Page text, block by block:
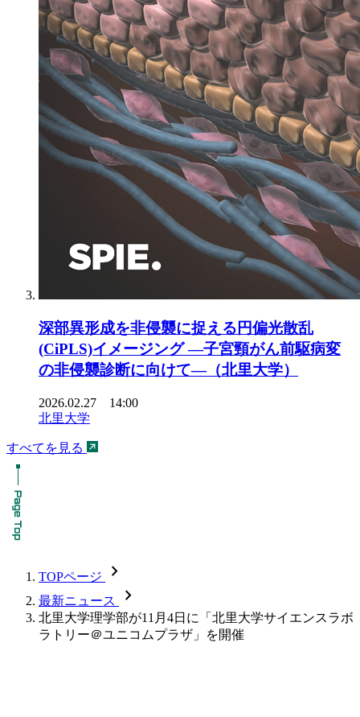
深部異形成を非侵襲に捉える円偏光散乱
(CiPLS)イメージング ―子宮頸がん前駆病変
の非侵襲診断に向けて―（北里大学）
2026.02.27 14:00
北里大学
すべてを見る
TOPページ chevron_forward
最新ニュース chevron_forward
北里大学理学部が11月4日に「北里大学サイエンスラボ
ラトリー＠ユニコムプラザ」を開催